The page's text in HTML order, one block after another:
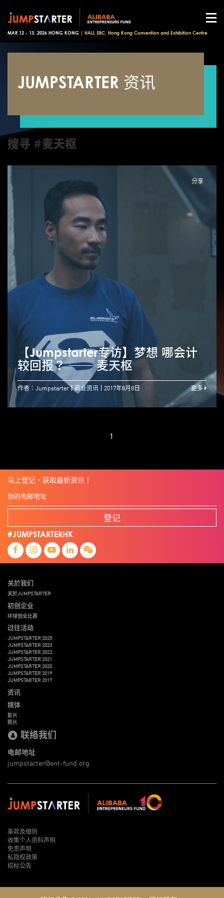
MAR 12 - 13, 2026 HONG KONG | HALL 5BC, Hong Kong Convention and Exhibition Centre
JUMPSTARTER 资讯
搜寻 #麦天枢
分享
【Jumpstarter专访】梦想 哪会计
较回报？ ── 麦天枢
作者：Jumpstarter 商业资讯 2017年8月8日 更多
1
马上登记，获取最新资讯！
登记
#JUMPSTARTERHK
关於我们
关於JUMPSTARTER
初创企业
环球创业比赛
过往活动
JUMPSTARTER 2025
JUMPSTARTER 2023
JUMPSTARTER 2022
JUMPSTARTER 2021
JUMPSTARTER 2020
JUMPSTARTER 2019
JUMPSTARTER 2017
资讯
媒体
影片
照片
联络我们
电邮地址
jumpstarter@ent-fund.org
条款及细则
收集个人资料声明
免责声明
私隐权政策
招标公告